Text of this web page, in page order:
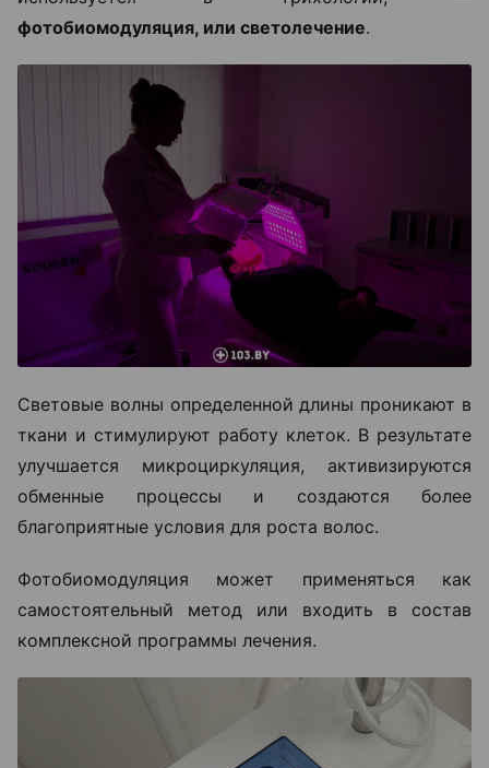
фотобиомодуляция, или светолечение.
Световые волны определенной длины проникают в
ткани и стимулируют работу клеток. В результате
улучшается микроциркуляция, активизируются
обменные процессы и создаются более
благоприятные условия для роста волос.
Фотобиомодуляция может применяться как
самостоятельный метод или входить в состав
комплексной программы лечения.